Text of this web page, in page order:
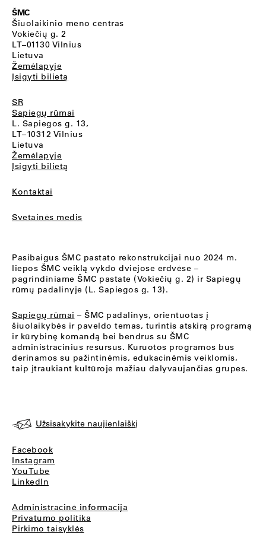
ŠMC
Šiuolaikinio meno centras
Vokiečių g. 2
LT–01130 Vilnius
Lietuva
Žemėlapyje
Įsigyti bilietą
SR
Sapiegų rūmai
L. Sapiegos g. 13,
LT–10312 Vilnius
Lietuva
Žemėlapyje
Įsigyti bilietą
Kontaktai
Svetainės medis
Pasibaigus ŠMC pastato rekonstrukcijai nuo 2024 m.
liepos ŠMC veiklą vykdo dviejose erdvėse –
pagrindiniame ŠMC pastate (Vokiečių g. 2) ir Sapiegų
rūmų padalinyje (L. Sapiegos g. 13).
Sapiegų rūmai – ŠMC padalinys, orientuotas į
šiuolaikybės ir paveldo temas, turintis atskirą programą
ir kūrybinę komandą bei bendrus su ŠMC
administracinius resursus. Kuruotos programos bus
derinamos su pažintinėmis, edukacinėmis veiklomis,
taip įtraukiant kultūroje mažiau dalyvaujančias grupes.
Užsisakykite naujienlaiškį
Facebook
Instagram
YouTube
LinkedIn
Administracinė informacija
Privatumo politika
Pirkimo taisyklės